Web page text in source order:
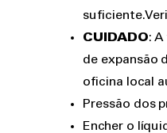
CUIDADO:
de expansão
oficina local
Pressão dos
Encher o